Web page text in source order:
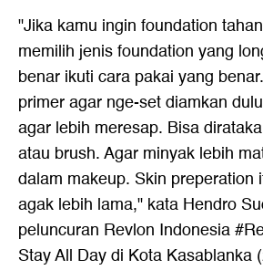
"Jika kamu ingin foundation
memilih jenis foundation yang
benar ikuti cara pakai yang
primer agar nge-set diamkan
agar lebih meresap. Bisa
atau brush. Agar minyak lebih
dalam makeup. Skin preperation
agak lebih lama," kata Hendro
peluncuran Revlon Indonesia
Stay All Day di Kota Kasablanka